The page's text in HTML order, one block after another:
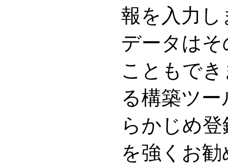
報を入力
データは
こともで
る構築ツ
らかじめ
を強くお